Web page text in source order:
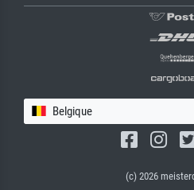
Belgique
(c) 2026